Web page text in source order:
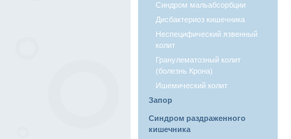
Синдром мальабсорбции
Дисбактериоз кишечника
Неспецифический язвенный
колит
Гранулематозный колит
(болезнь Крона)
Ишемический колит
Запор
Синдром раздраженного
кишечника